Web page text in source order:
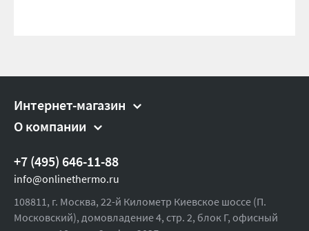
Интернет-магазин
О компании
+7 (495) 646-11-88
info@onlinethermo.ru
108811, г. Москва, 22-й Километр Киевское шоссе (П.
Московский), домовладение 4, стр. 2, блок Г, офисный